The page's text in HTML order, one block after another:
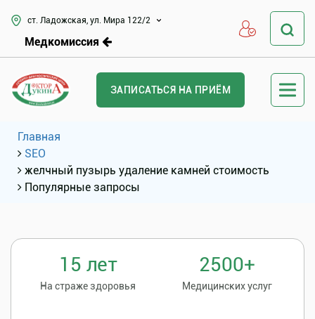
ст. Ладожская, ул. Мира 122/2
Медкомиссия
ЗАПИСАТЬСЯ НА ПРИЁМ
Главная
SEO
желчный пузырь удаление камней стоимость
Популярные запросы
15 лет
На страже здоровья
2500+
Медицинских услуг